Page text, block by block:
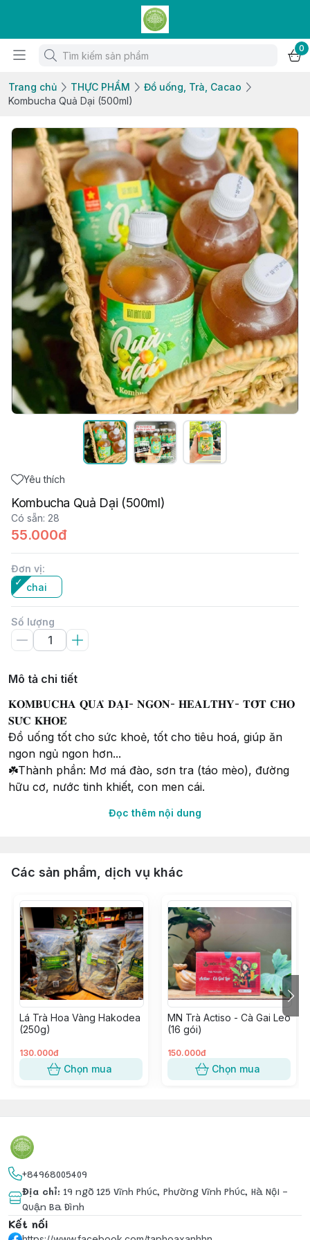
0
Trang chủ THỰC PHẨM
Đồ uống, Trà, Cacao
Kombucha Quả Dại (500ml)
Yêu thích
Kombucha Quả Dại (500ml)
Có sẵn: 28
55.000đ
Đơn vị:
chai
Số lượng
Mô tả chi tiết
𝐊𝐎𝐌𝐁𝐔𝐂𝐇𝐀 𝐐𝐔𝐀̉ 𝐃𝐀̣𝐈- 𝐍𝐆𝐎𝐍- 𝐇𝐄𝐀𝐋𝐓𝐇𝐘- 𝐓𝐎̂́𝐓 𝐂𝐇𝐎
𝐒𝐔̛́𝐂 𝐊𝐇𝐎𝐄̉
Đồ uống tốt cho sức khoẻ, tốt cho tiêu hoá, giúp ăn
ngon ngủ ngon hơn...
☘️Thành phần: Mơ má đào, sơn tra (táo mèo), đường
hữu cơ, nước tinh khiết, con men cái.
🩵Lên men từ mơ má đào, sơn tra và đường hữu cơ
Không chỉ ngon, giải khát,kombucha còn mang tới
những ích lợi:
✅Hỗ trợ tiêu hoá, giảm khó tiêu
✅Tăng sức đề kháng
✅Bù khoáng, cung cấp dinh dưỡng…
Để tủ mát 6 tháng. Uống trực tiếp hoặc pha với các loại
đồ uống khác tuỳ sở thích đều ngon ạ
Đọc thêm nội dung
Các sản phẩm, dịch vụ khác
Lá Trà Hoa Vàng Hakodea
(250g)
130.000đ
Chọn mua
MN Trà Actiso - Cà Gai Leo
(16 gói)
150.000đ
Chọn mua
+84968005409
Địa chỉ: 19 ngõ 125 Vĩnh Phúc, Phường Vĩnh Phúc, Hà Nội -
Quận Ba Đình
Kết nối